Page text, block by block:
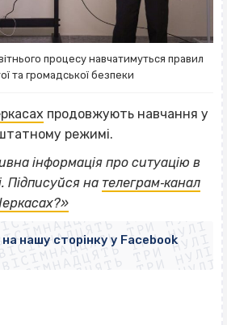
процесу навчатимуться правил
та громадської безпеки
продовжують навчання у
режимі.
інформація про ситуацію в
Підписуйся на телеграм‐канал
ТРИ НУЛІ
ТРИ НУЛІ
ТРИ НУЛІ
ВІСІМНАДЦЯТЬ ТРИ НУЛІ
ВІСІМНАДЦЯТЬ ТРИ НУЛІ
ВІСІМНАДЦЯТЬ ТРИ НУЛІ
ВІСІМНАДЦЯТЬ ТРИ НУЛІ
ВІСІМНАДЦЯТЬ ТРИ НУЛІ
нашу сторінку у Facebook